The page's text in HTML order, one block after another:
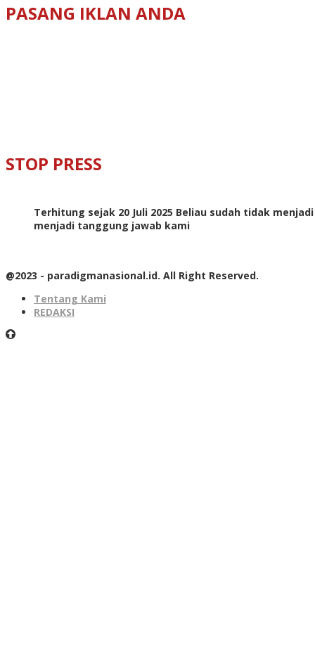
PASANG IKLAN ANDA
STOP PRESS
Terhitung sejak 20 Juli 2025 Beliau sudah tidak
menjadi tanggung jawab kami
@2023 - paradigmanasional.id. All Right Reserved.
Tentang Kami
REDAKSI